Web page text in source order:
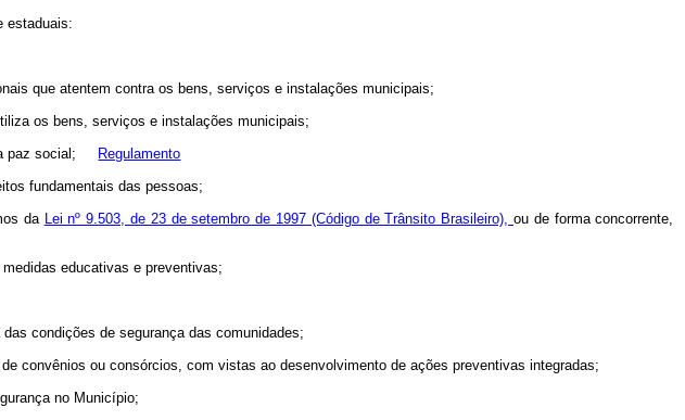
estaduais:
que atentem contra os bens, serviços e instalações municipais;
os bens, serviços e instalações municipais;
a paz social; Regulamento
fundamentais das pessoas;
da Lei nº 9.503, de 23 de setembro de 1997 (Código de Trânsito Brasileiro), ou de forma concorrente,
educativas e preventivas;
condições de segurança das comunidades;
convênios ou consórcios, com vistas ao desenvolvimento de ações preventivas integradas;
no Município;